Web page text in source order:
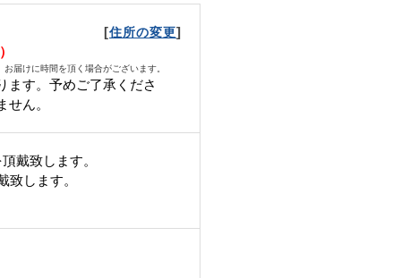
[住所の変更]
届けに時間を頂く場合がございます。
ます。予めご了承くださ
ん。
頂戴致します。
致します。